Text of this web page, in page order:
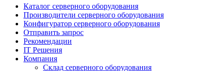
Каталог серверного оборудования
Производители серверного оборудования
Конфигуратор серверного оборудования
Отправить запрос
Рекомендации
IT Решения
Компания
Склад серверного оборудования